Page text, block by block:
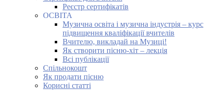
Реєстр сертифікатів
ОСВІТА
Музична освіта і музична індустрія – курс
підвищення кваліфікації вчителів
Вчителю, викладай на Музиці!
Як створити пісню-хіт – лекція
Всі публікації
Спільнокошт
Як продати пісню
Корисні статті